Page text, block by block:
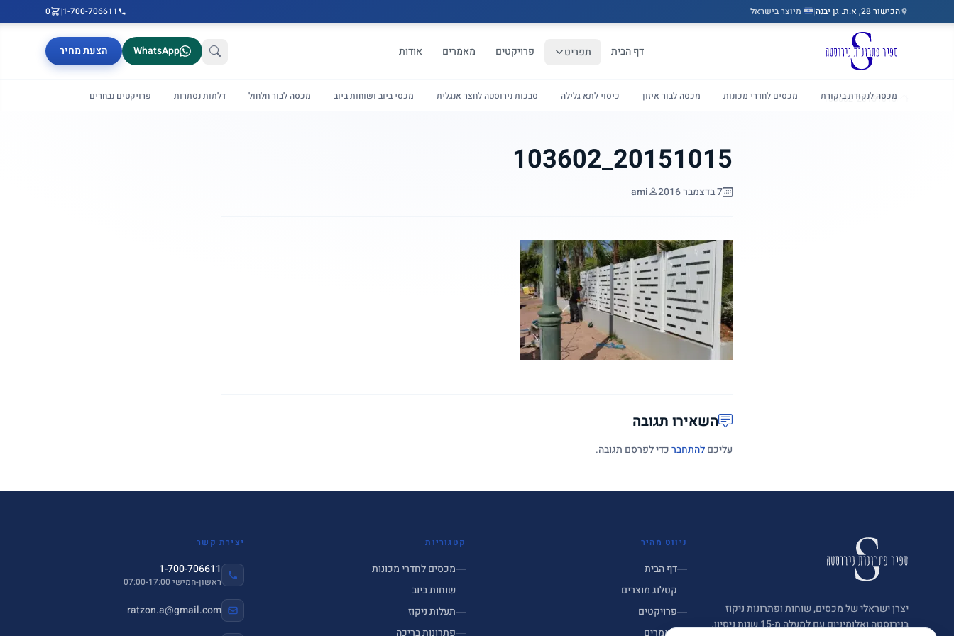
דלג לתוכן הראשי
הכישור 28, א.ת. גן יבנה | מיוצר בישראל 1-700-706611
|
0
דף הבית תפריט פרויקטים מאמרים אודות WhatsApp הצעת מחיר
מכסה לנקודת ביקורת מכסים לחדרי מכונות מכסה לבור איזון כיסוי לתא גלילה סבכות נירוסטה לחצר אנגלית מכסי ביוב ושוחות ביוב מכסה לבור חלחול דלתות נסתרות פרויקטים נבחרים 20151015_103602
20151015_103602
7 בדצמבר 2016 ami
השאירו תגובה
עליכםלהתחברכדי לפרסם תגובה.
יצרן ישראלי של מכסים, שוחות ופתרונות ניקוז
בנירוסטה ואלומיניום עם למעלה מ-15 שנות ניסיון.
ניווט מהיר
דף הבית
קטלוג מוצרים
פרויקטים
מאמרים
קטגוריות
מכסים לחדרי מכונות
שוחות ביוב
תעלות ניקוז
פתרונות בריכה
יצירת קשר
1-700-706611
ראשון-חמישי 07:00-17:00
ratzon.a@gmail.com